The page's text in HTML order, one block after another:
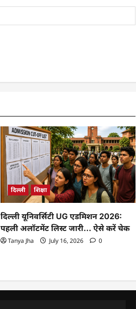
दिल्ली शिक्षा
दिल्ली यूनिवर्सिटी UG एडमिशन 2026:
पहली अलॉटमेंट लिस्ट जारी… ऐसे करें चेक
Tanya Jha July 16, 2026 0